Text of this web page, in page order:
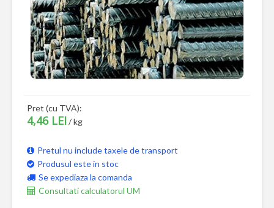
Pret (cu TVA):
4,46 LEI/ kg
Pretul nu include taxele de transport
Produsul este in stoc
Se expediaza la comanda
Consultati calculatorul UM